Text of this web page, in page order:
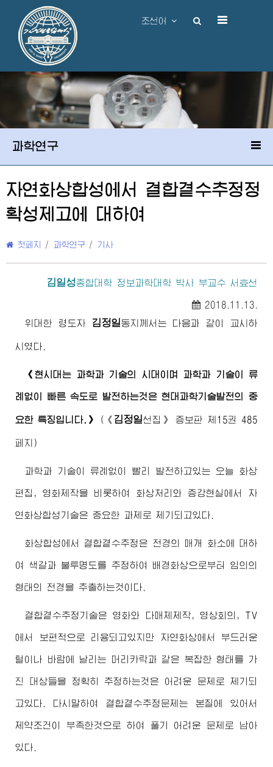
조선어
과학연구
자연화상합성에서 결합곁수추정정
확성제고에 대하여
첫페지 / 과학연구 / 기사
김일성종합대학 정보과학대학 박사 부교수 서효선
2018.11.13.
위대한
령도자 김정일동지 께서는 다음과 같이 교시하
시였다.
《현시대는 과학과 기술의 시대이며 과학과 기술이 류
례없이 빠른 속도로 발전하는것은 현대과학기술발전의 중
요한 특징입니다.》 ( 《 김정일선집》 증보판 제15권 485
페지)
과학과 기술이 류례없이 빨리 발전하고있는 오늘 화상
편집, 영화제작을 비롯하여 화상처리와 증강현실에서 자
연화상합성기술은 중요한 과제로 제기되고있다.
화상합성에서 결합곁수추정은 전경의 매개 화소에 대하
여 색갈과 불투명도를 추정하여 배경화상으로부터 임의의
형태의 전경을 추출하는것이다.
결합곁수추정기술은 영화와 다매체제작, 영상회의, TV
에서 보편적으로 리용되고있지만 자연화상에서 부드러운
털이나 바람에 날리는 머리카락과 같은 복잡한 형태를 가
진 대상들을 정확히 추정하는것은 어려운 문제로 제기되
고있다. 다시말하여 결합곁수추정문제는 본질에 있어서
제약조건이 부족한것으로 하여 풀기 어려운 문제로 남아
있다.